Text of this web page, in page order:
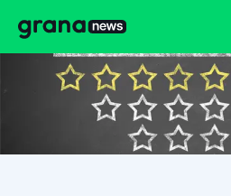
Grana News